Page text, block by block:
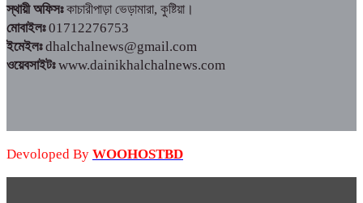
স্থায়ী অফিসঃকাচারীপাড়া ভেড়ামারা, কুষ্টিয়া।
মোবাইলঃ01712276753
ইমেইলঃdhalchalnews@gmail.com
ওয়েবসাইটঃwww.dainikhalchalnews.com
Devoloped By WOOHOSTBD